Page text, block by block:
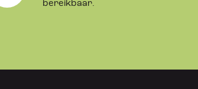
bereikbaar.